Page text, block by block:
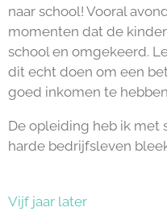
naar school! Vooral
momenten dat de
school en omgekeerd.
dit echt doen om een
goed inkomen te
De opleiding heb ik met
harde bedrijfsleven
Vijf jaar later